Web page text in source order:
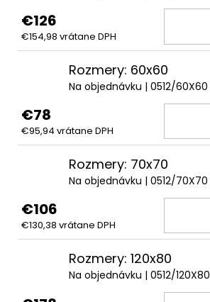
€126
€154,98 vrátane DPH
Rozmery: 60x60
Na objednávku | 0512/60X60
€78
€95,94 vrátane DPH
Rozmery: 70x70
Na objednávku | 0512/70X70
€106
€130,38 vrátane DPH
Rozmery: 120x80
Na objednávku | 0512/120X80